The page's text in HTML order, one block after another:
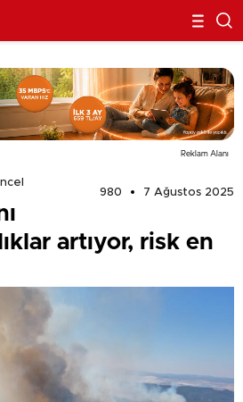
Reklam Alanı
980
7 Ağustos 2025
artıyor, risk en